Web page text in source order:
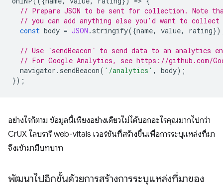
// Prepare JSON to be sent for collection. Note
// you can add anything else you'd want to collect
const body = JSON . stringify({name, value, rating
// Use `sendBeacon` to send data to an analytics
// For Google Analytics, see https://github.com/
navigator . sendBeacon( '/analytics' , body);
});
อย่างไรก็ตาม ข้อมูลนี้เพียงอย่างเดียวไม่ได้บอกอะไรคุณมากไปกว่า
CrUX ไลบรารี web-vitals เวอร์ชันที่สร้างขึ้นเพื่อการระบุแหล่งที่มา
จึงเข้ามามีบทบาท
พัฒนาไปอีกขั้นด้วยการสร้างการระบุแหล่งที่มาของ